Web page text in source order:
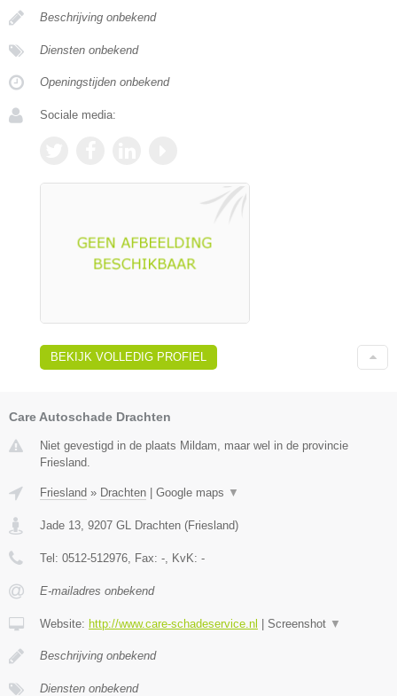
Beschrijving onbekend
Diensten onbekend
Openingstijden onbekend
Sociale media:
BEKIJK VOLLEDIG PROFIEL
Care Autoschade Drachten
Niet gevestigd in de plaats Mildam, maar wel in de provincie
Friesland.
Friesland » Drachten | Google maps ▼
Jade 13 9207 GL Drachten (Friesland)
Tel: 0512-512976 , Fax: - , KvK: -
E-mailadres onbekend
Website: http://www.care-schadeservice.nl | Screenshot ▼
Beschrijving onbekend
Diensten onbekend